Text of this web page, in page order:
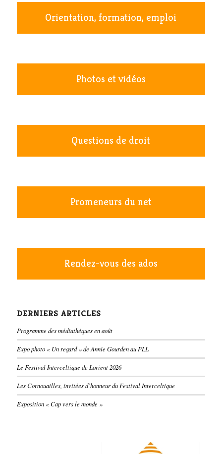
Orientation, formation, emploi
Photos et vidéos
Questions de droit
Promeneurs du net
Rendez-vous des ados
DERNIERS ARTICLES
Programme des médiathèques en août
Expo photo « Un regard » de Annie Gourden au PLL
Le Festival Interceltique de Lorient 2026
Les Cornouailles, invitées d’honneur du Festival Interceltique
Exposition « Cap vers le monde »